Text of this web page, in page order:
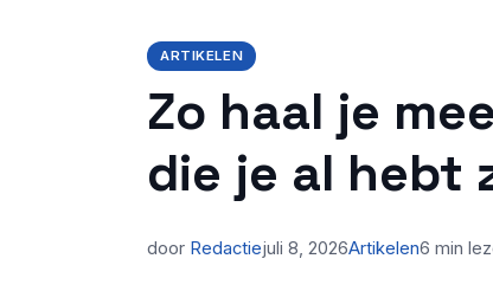
ARTIKELEN
Zo haal je
die je al hebt
door Redactiejuli 8, 2026Artikelen6 min